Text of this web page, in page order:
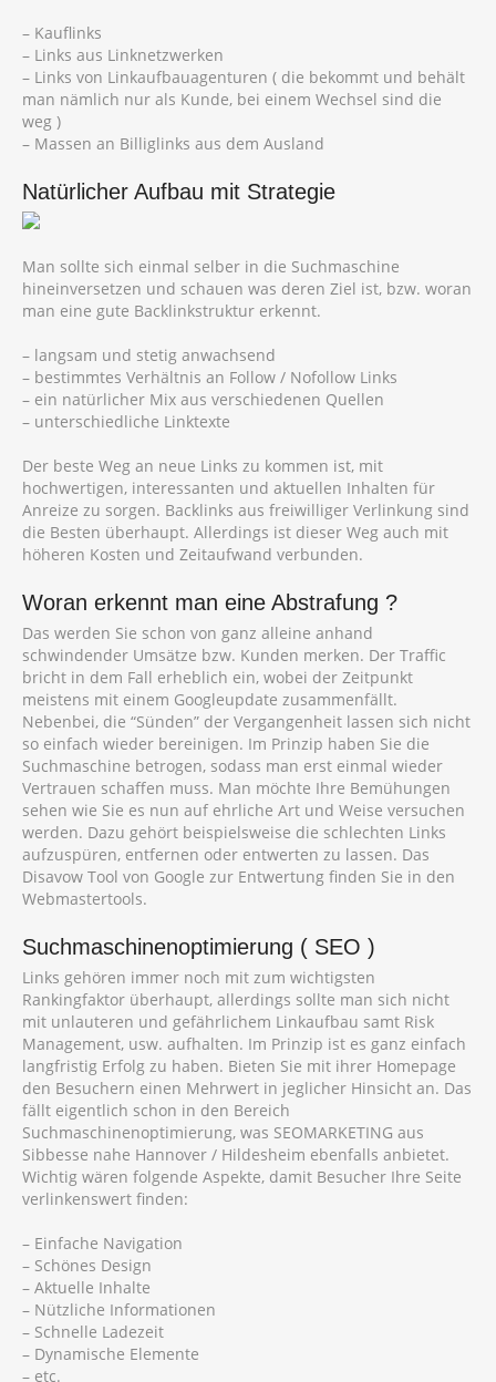
– Kauflinks
– Links aus Linknetzwerken
– Links von Linkaufbauagenturen ( die bekommt und behält
man nämlich nur als Kunde, bei einem Wechsel sind die
weg )
– Massen an Billiglinks aus dem Ausland
Natürlicher Aufbau mit Strategie
Man sollte sich einmal selber in die Suchmaschine
hineinversetzen und schauen was deren Ziel ist, bzw. woran
man eine gute Backlinkstruktur erkennt.
– langsam und stetig anwachsend
– bestimmtes Verhältnis an Follow / Nofollow Links
– ein natürlicher Mix aus verschiedenen Quellen
– unterschiedliche Linktexte
Der beste Weg an neue Links zu kommen ist, mit
hochwertigen, interessanten und aktuellen Inhalten für
Anreize zu sorgen. Backlinks aus freiwilliger Verlinkung sind
die Besten überhaupt. Allerdings ist dieser Weg auch mit
höheren Kosten und Zeitaufwand verbunden.
Woran erkennt man eine Abstrafung ?
Das werden Sie schon von ganz alleine anhand
schwindender Umsätze bzw. Kunden merken. Der Traffic
bricht in dem Fall erheblich ein, wobei der Zeitpunkt
meistens mit einem Googleupdate zusammenfällt.
Nebenbei, die “Sünden” der Vergangenheit lassen sich nicht
so einfach wieder bereinigen. Im Prinzip haben Sie die
Suchmaschine betrogen, sodass man erst einmal wieder
Vertrauen schaffen muss. Man möchte Ihre Bemühungen
sehen wie Sie es nun auf ehrliche Art und Weise versuchen
werden. Dazu gehört beispielsweise die schlechten Links
aufzuspüren, entfernen oder entwerten zu lassen. Das
Disavow Tool von Google zur Entwertung finden Sie in den
Webmastertools.
Suchmaschinenoptimierung ( SEO )
Links gehören immer noch mit zum wichtigsten
Rankingfaktor überhaupt, allerdings sollte man sich nicht
mit unlauteren und gefährlichem Linkaufbau samt Risk
Management, usw. aufhalten. Im Prinzip ist es ganz einfach
langfristig Erfolg zu haben. Bieten Sie mit ihrer Homepage
den Besuchern einen Mehrwert in jeglicher Hinsicht an. Das
fällt eigentlich schon in den Bereich
Suchmaschinenoptimierung, was SEOMARKETING aus
Sibbesse nahe Hannover / Hildesheim ebenfalls anbietet.
Wichtig wären folgende Aspekte, damit Besucher Ihre Seite
verlinkenswert finden:
– Einfache Navigation
– Schönes Design
– Aktuelle Inhalte
– Nützliche Informationen
– Schnelle Ladezeit
– Dynamische Elemente
– etc.